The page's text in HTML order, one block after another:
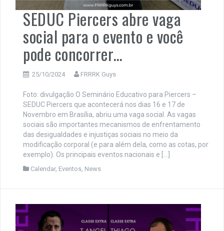
SEDUC Piercers abre vaga
social para o evento e você
pode concorrer…
25/10/2024 FRRRK Guys
Foto: divulgação O Seminário Educativo para Piercers –
SEDUC Piercers que acontecerá nos dias 16 e 17 de
Novembro em Brasília, abriu uma vaga social. As vagas
sociais são importantes mecanismos de enfrentamento
das desigualdades e injustiças sociais no meio da
modificação corporal (e para além dela, como as cotas, por
exemplo). Os principais eventos nacionais e […]
Calendar, Eventos News